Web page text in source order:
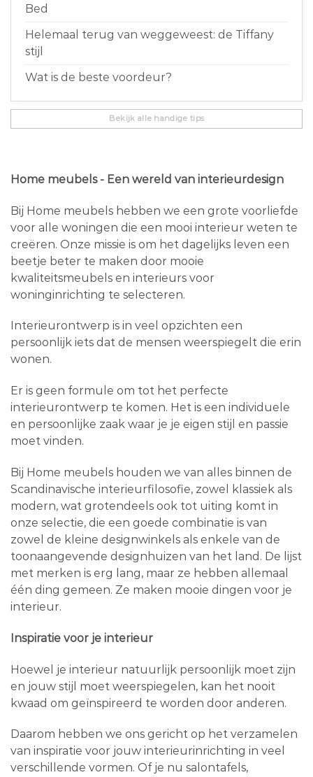
Bed
Helemaal terug van weggeweest: de Tiffany
stijl
Wat is de beste voordeur?
Bekijk alle handige tips
Home meubels - Een wereld van interieurdesign
Bij Home meubels hebben we een grote voorliefde
voor alle woningen die een mooi interieur weten te
creëren. Onze missie is om het dagelijks leven een
beetje beter te maken door mooie
kwaliteitsmeubels en interieurs voor
woninginrichting te selecteren.
Interieurontwerp is in veel opzichten een
persoonlijk iets dat de mensen weerspiegelt die erin
wonen.
Er is geen formule om tot het perfecte
interieurontwerp te komen. Het is een individuele
en persoonlijke zaak waar je je eigen stijl en passie
moet vinden.
Bij Home meubels houden we van alles binnen de
Scandinavische interieurfilosofie, zowel klassiek als
modern, wat grotendeels ook tot uiting komt in
onze selectie, die een goede combinatie is van
zowel de kleine designwinkels als enkele van de
toonaangevende designhuizen van het land. De lijst
met merken is erg lang, maar ze hebben allemaal
één ding gemeen. Ze maken mooie dingen voor je
interieur.
Inspiratie voor je interieur
Hoewel je interieur natuurlijk persoonlijk moet zijn
en jouw stijl moet weerspiegelen, kan het nooit
kwaad om geïnspireerd te worden door anderen.
Daarom hebben we ons gericht op het verzamelen
van inspiratie voor jouw interieurinrichting in veel
verschillende vormen. Of je nu salontafels,